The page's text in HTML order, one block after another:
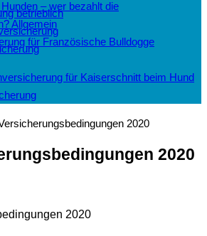
betrieblich
– wer bezahlt die
Allgemein
für Französische Bulldogge
für Kaiserschnitt beim Hund
2020
2020
2020